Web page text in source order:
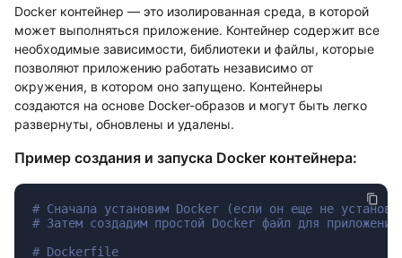
Docker контейнер — это изолированная среда, в которой
может выполняться приложение. Контейнер содержит все
необходимые зависимости, библиотеки и файлы, которые
позволяют приложению работать независимо от
окружения, в котором оно запущено. Контейнеры
создаются на основе Docker-образов и могут быть легко
развернуты, обновлены и удалены.
Пример создания и запуска Docker контейнера: